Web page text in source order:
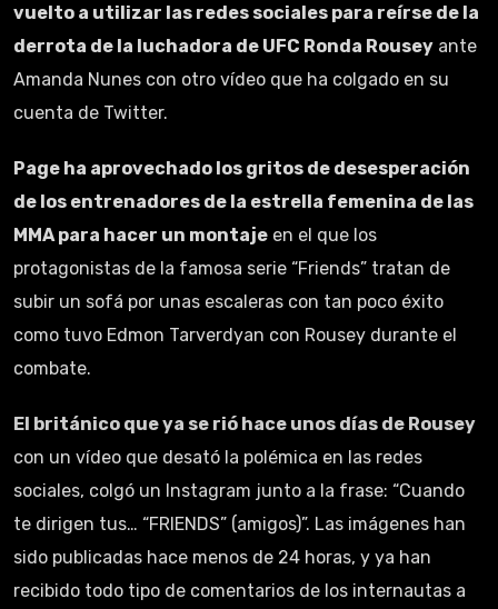
vuelto a utilizar las redes sociales para reírse de la
derrota de la luchadora de UFC Ronda Rousey ante
Amanda Nunes con otro vídeo que ha colgado en su
cuenta de Twitter.
Page ha aprovechado los gritos de desesperación
de los entrenadores de la estrella femenina de las
MMA para hacer un montaje en el que los
protagonistas de la famosa serie “Friends” tratan de
subir un sofá por unas escaleras con tan poco éxito
como tuvo Edmon Tarverdyan con Rousey durante el
combate.
El británico que ya se rió hace unos días de Rousey
con un vídeo que desató la polémica en las redes
sociales, colgó un Instagram junto a la frase: “Cuando
te dirigen tus… “FRIENDS” (amigos)”. Las imágenes han
sido publicadas hace menos de 24 horas, y ya han
recibido todo tipo de comentarios de los internautas a